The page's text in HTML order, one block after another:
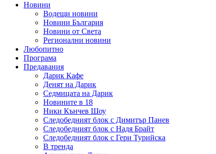
Новини
Водещи новини
Новини България
Новини от Света
Регионални новини
Любопитно
Програма
Предавания
Дарик Кафе
Денят на Дарик
Седмицата на Дарик
Новините в 18
Ники Кънчев Шоу
Следобедният блок с Димитър Панев
Следобедният блок с Надя Брайт
Следобедният блок с Гери Турийска
В тренда